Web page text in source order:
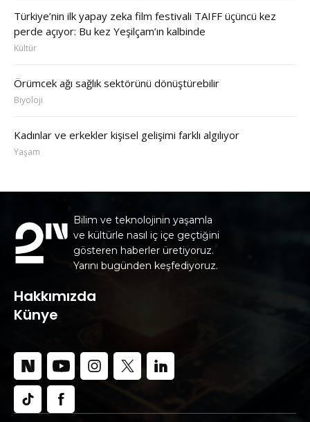
Türkiye’nin ilk yapay zeka film festivali TAIFF üçüncü kez
perde açıyor: Bu kez Yeşilçam’ın kalbinde
Kültür
Örümcek ağı sağlık sektörünü dönüştürebilir
Biyoloji
Kadınlar ve erkekler kişisel gelişimi farklı algılıyor
Yaşam
Bilim ve teknolojinin yaşamla
ve kültürle nasıl iç içe geçtiğini
gösteren haberler üretiyoruz.
Yarını bugünden keşfediyoruz.
Hakkımızda
Künye